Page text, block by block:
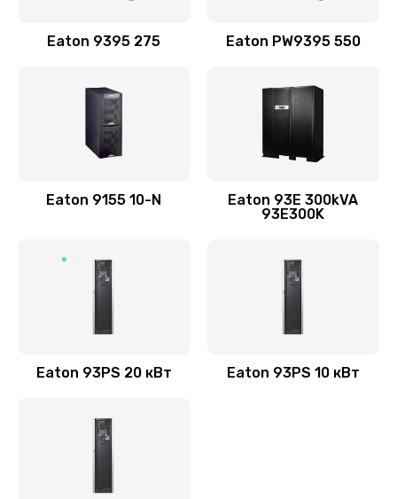
Eaton 9395 275 Eaton PW9395 550
Eaton 9155 10-N
Eaton 93E 300kVA
93E300K
Eaton 93PS 20 кВт Eaton 93PS 10 кВт